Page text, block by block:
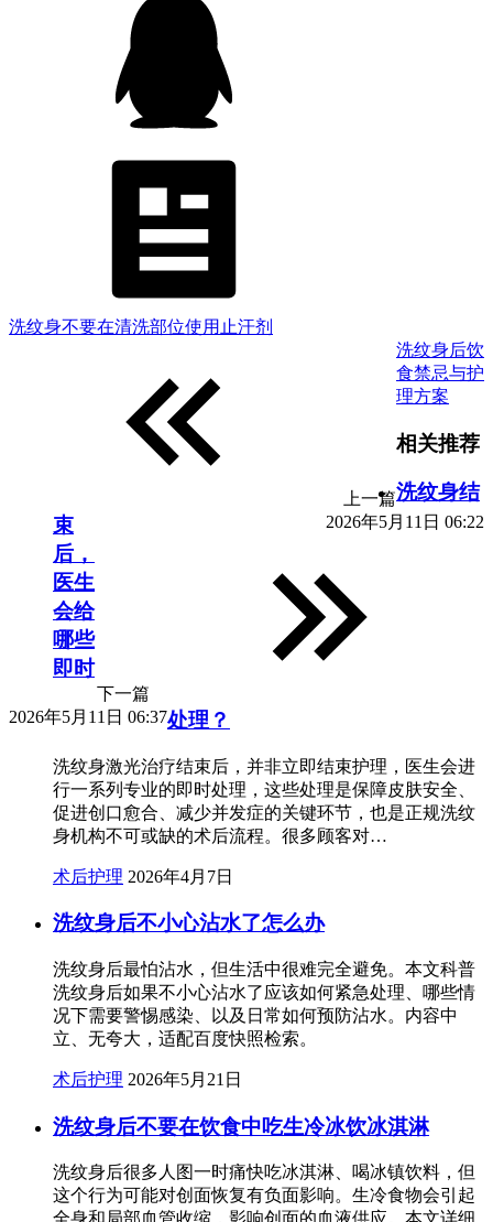
洗纹身不要在清洗部位使用止汗剂
上一篇
2026年5月11日 06:22
洗纹身后饮
食禁忌与护
理方案
下一篇
2026年5月11日 06:37
相关推荐
洗纹身结
束
后，
医生
会给
哪些
即时
处理？
洗纹身激光治疗结束后，并非立即结束护理，医生会进
行一系列专业的即时处理，这些处理是保障皮肤安全、
促进创口愈合、减少并发症的关键环节，也是正规洗纹
身机构不可或缺的术后流程。很多顾客对…
术后护理 2026年4月7日
洗纹身后不小心沾水了怎么办
洗纹身后最怕沾水，但生活中很难完全避免。本文科普
洗纹身后如果不小心沾水了应该如何紧急处理、哪些情
况下需要警惕感染、以及日常如何预防沾水。内容中
立、无夸大，适配百度快照检索。
术后护理 2026年5月21日
洗纹身后不要在饮食中吃生冷冰饮冰淇淋
洗纹身后很多人图一时痛快吃冰淇淋、喝冰镇饮料，但
这个行为可能对创面恢复有负面影响。生冷食物会引起